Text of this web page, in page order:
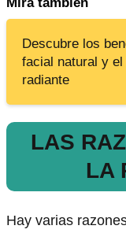
Descubre los
facial natural y
radiante
LAS
LA
Hay varias